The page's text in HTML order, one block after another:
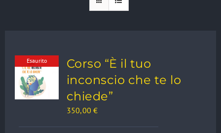
Esaurito
Corso “È il tuo
inconscio che te lo
chiede”
350,00€